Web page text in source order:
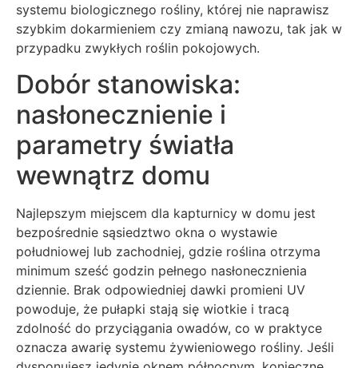
systemu biologicznego rośliny, której nie naprawisz
szybkim dokarmieniem czy zmianą nawozu, tak jak w
przypadku zwykłych roślin pokojowych.
Dobór stanowiska:
nasłonecznienie i
parametry światła
wewnątrz domu
Najlepszym miejscem dla kapturnicy w domu jest
bezpośrednie sąsiedztwo okna o wystawie
południowej lub zachodniej, gdzie roślina otrzyma
minimum sześć godzin pełnego nasłonecznienia
dziennie. Brak odpowiedniej dawki promieni UV
powoduje, że pułapki stają się wiotkie i tracą
zdolność do przyciągania owadów, co w praktyce
oznacza awarię systemu żywieniowego rośliny. Jeśli